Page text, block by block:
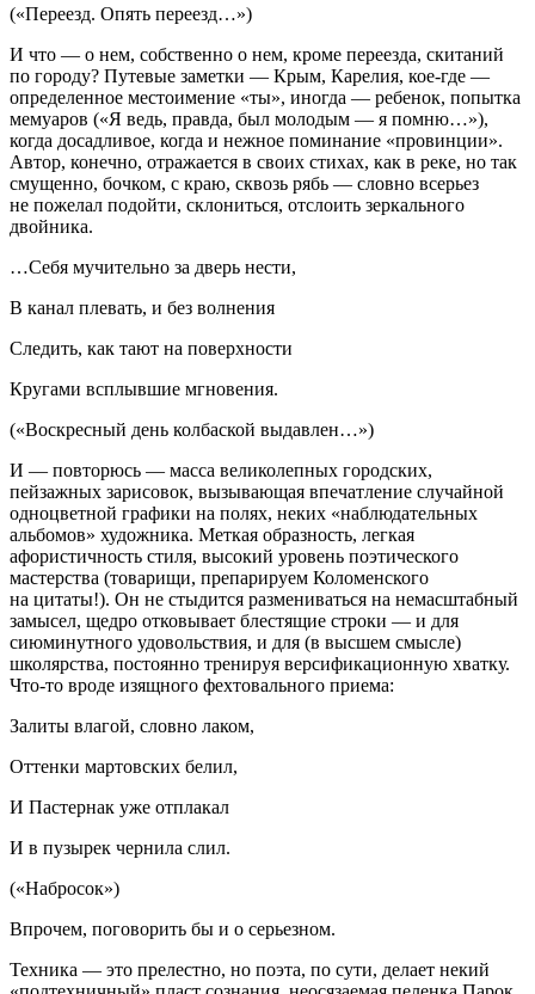
(«Переезд. Опять переезд…»)
И что — о нем, собственно о нем, кроме переезда, скитаний
по городу? Путевые заметки — Крым, Карелия, кое-где —
определенное местоимение «ты», иногда — ребенок, попытка
мемуаров («Я ведь, правда, был молодым — я помню…»),
когда досадливое, когда и нежное поминание «провинции».
Автор, конечно, отражается в своих стихах, как в реке, но так
смущенно, бочком, с краю, сквозь рябь — словно всерьез
не пожелал подойти, склониться, отслоить зеркального
двойника.
…Себя мучительно за дверь нести,
В канал плевать, и без волнения
Следить, как тают на поверхности
Кругами всплывшие мгновения.
(«Воскресный день колбаской выдавлен…»)
И — повторюсь — масса великолепных городских,
пейзажных зарисовок, вызывающая впечатление случайной
одноцветной графики на полях, неких «наблюдательных
альбомов» художника. Меткая образность, легкая
афористичность стиля, высокий уровень поэтического
мастерства (товарищи, препарируем Коломенского
на цитаты!). Он не стыдится размениваться на немасштабный
замысел, щедро отковывает блестящие строки — и для
сиюминутного удовольствия, и для (в высшем смысле)
школярства, постоянно тренируя версификационную хватку.
Что-то вроде изящного фехтовального приема:
Залиты влагой, словно лаком,
Оттенки мартовских белил,
И Пастернак уже отплакал
И в пузырек чернила слил.
(«Набросок»)
Впрочем, поговорить бы и о серьезном.
Техника — это прелестно, но поэта, по сути, делает некий